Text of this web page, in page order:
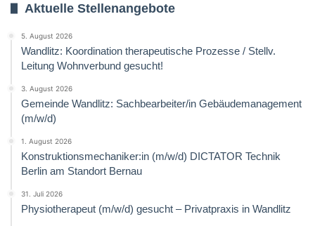
Aktuelle Stellenangebote
5. August 2026
Wandlitz: Koordination therapeutische Prozesse / Stellv.
Leitung Wohnverbund gesucht!
3. August 2026
Gemeinde Wandlitz: Sachbearbeiter/in Gebäudemanagement
(m/w/d)
1. August 2026
Konstruktionsmechaniker:in (m/w/d) DICTATOR Technik
Berlin am Standort Bernau
31. Juli 2026
Physiotherapeut (m/w/d) gesucht – Privatpraxis in Wandlitz